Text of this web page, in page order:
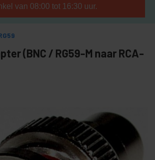
van 08:00 tot 16:30 uur.
(BNC / RG59-M naar RCA-